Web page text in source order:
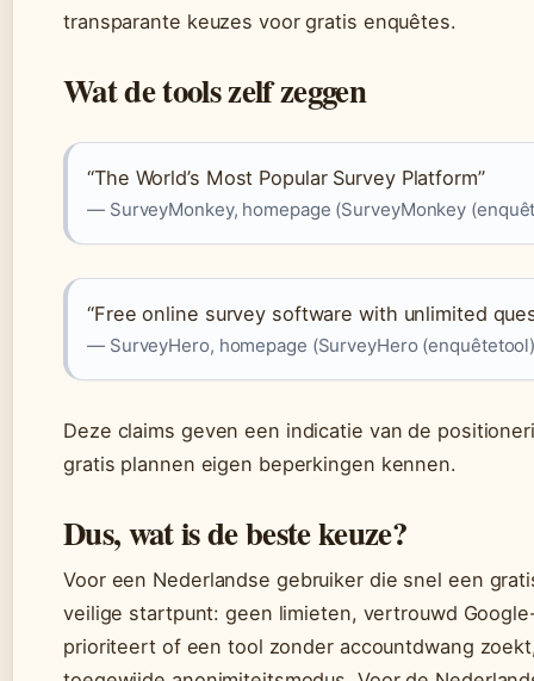
transparante keuzes voor gratis enquêtes.
Wat de tools zelf zeggen
“The World’s Most Popular Survey Platform”
— SurveyMonkey, homepage (SurveyMonkey
“Free online survey software with unlimited
— SurveyHero, homepage (SurveyHero
Deze claims geven een indicatie van de
gratis plannen eigen beperkingen kennen.
Dus, wat is de beste keuze?
Voor een Nederlandse gebruiker die snel een
veilige startpunt: geen limieten, vertrouwd
prioriteert of een tool zonder accountdwang